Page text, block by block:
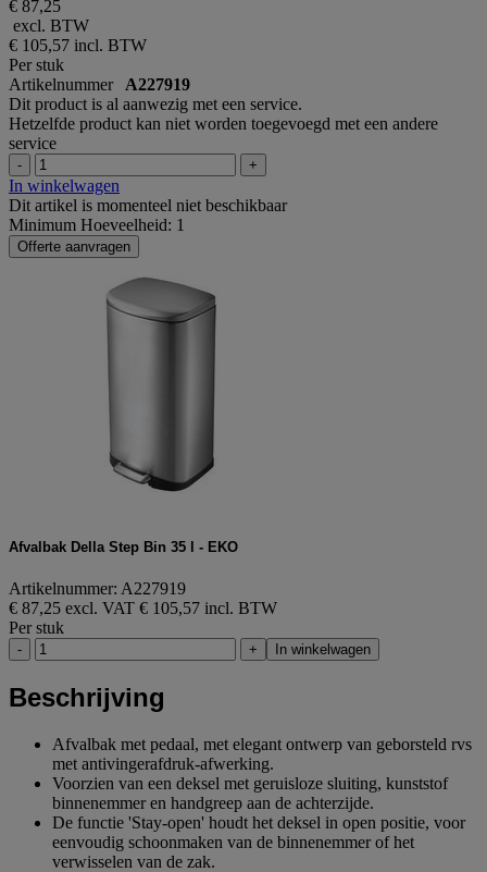
€ 87,25
excl. BTW
€ 105,57 incl. BTW
Per stuk
Artikelnummer A227919
Dit product is al aanwezig met een service.
Hetzelfde product kan niet worden toegevoegd met een andere
service
- +
In winkelwagen
Dit artikel is momenteel niet beschikbaar
Minimum Hoeveelheid: 1
Offerte aanvragen
Afvalbak Della Step Bin 35 l - EKO
Artikelnummer: A227919
€ 87,25 excl. VAT € 105,57 incl. BTW
Per stuk
- + In winkelwagen
Beschrijving
Afvalbak met pedaal, met elegant ontwerp van geborsteld rvs
met antivingerafdruk-afwerking.
Voorzien van een deksel met geruisloze sluiting, kunststof
binnenemmer en handgreep aan de achterzijde.
De functie 'Stay-open' houdt het deksel in open positie, voor
eenvoudig schoonmaken van de binnenemmer of het
verwisselen van de zak.